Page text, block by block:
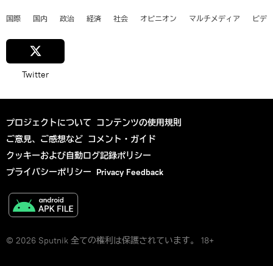
国際 国内 政治 経済 社会 オピニオン マルチメディア ビデ
Twitter
プロジェクトについて コンテンツの使用規則
ご意見、ご感想など コメント・ガイド
クッキーおよび自動ログ記録ポリシー
プライバシーポリシー Privacy Feedback
© 2026 Sputnik 全ての権利は保護されています。 18+